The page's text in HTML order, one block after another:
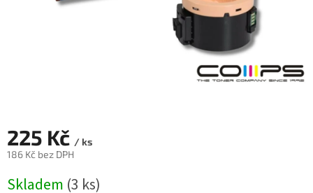
225 Kč / ks
186 Kč bez DPH
cena:
Skladem (3 ks)